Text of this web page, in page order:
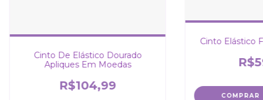
Cinto De Elástico Dourado
Apliques Em Moedas
R$104,99
Cinto Elástico
COMPRAR